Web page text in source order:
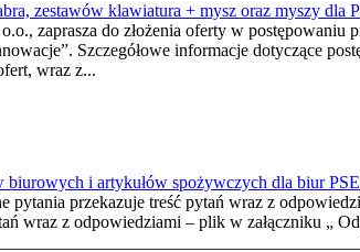
zestawów klawiatura + mysz oraz myszy dla
zaprasza do złożenia oferty w
Szczegółowe informacje dotyczące
wraz z...
biurowych i artykułów spożywczych dla biur
pytania przekazuje treść pytań wraz z
wraz z odpowiedziami – plik w załączniku „